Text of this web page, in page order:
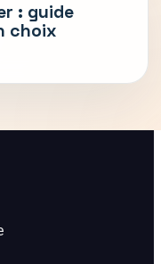
: guide
choix